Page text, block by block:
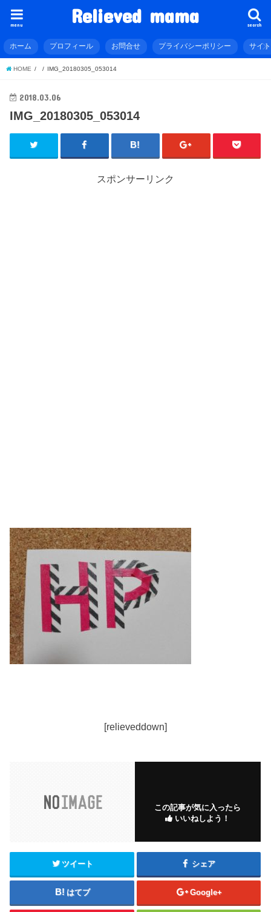
Relieved mama search
menu
ホーム プロフィール お問合せ プライバシーポリシー サイ
HOME IMG_20180305_053014
2018.03.06
IMG_20180305_053014
スポンサーリンク
[relieveddown]
この記事が気に入ったら
いいねしよう！
ツイート シェア
はてブ Google+